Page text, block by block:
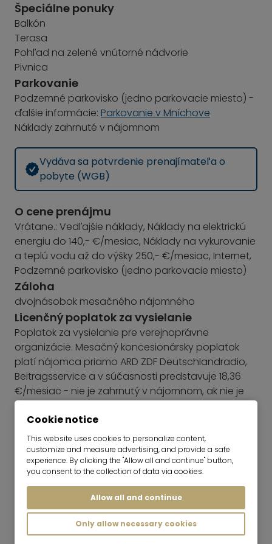
Špeciálne ponuky
Balkón
Terasa
Pohľad na zelené vnútorné nádvorie
Pivnica
Parkovanie
Podzemné parkovisko (jedno parkovacie miesto) -
ďalšie informácie: Parkovanie v Mníchove
Náklady zahrnuté v nájomnom
Vydáva sa potvrdenie prenajímateľa o
pobyte (WGB)
O cene prenájmu
Vrátane.: Vedľajšie náklady, Náklady na elektrickú
energiu do 140,- €/mesiac, Náklady na vykurovanie
a teplú vodu až do výšky 250,- €/mesiac, Internet,
Podzemné parkovisko (jedno parkovacie miesto)
Záloha
dvojnásobok mesačného nájomného
Licenčný poplatok za vysielanie
Poplatok za vysielanie pre verejnoprávne
organizácie. Mesačný koncesionársky poplatok
platí nájomca priamo ARD ZDF Deutschlandradio,
Beitragsservice a v súčasnosti predstavuje 18,36
€/mesiac - nie je zahrnutý v nájomnom, ak nie je
uvedené inak:
Energetický preukaz
Energetický certifikát ešte nie je k dispozícii.
Cookie notice
This website uses cookies to personalize content,
customize and measure advertising, and provide a safe
experience. By clicking the "Allow all and continue" button,
you consent to the collection of data via cookies.
Allow all and continue
Only allow necessary cookies